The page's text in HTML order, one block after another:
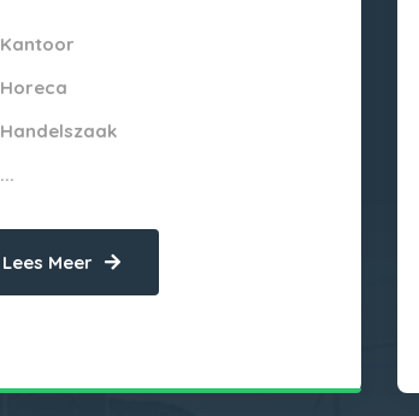
Kantoor
Horeca
Handelszaak
...
Lees Meer